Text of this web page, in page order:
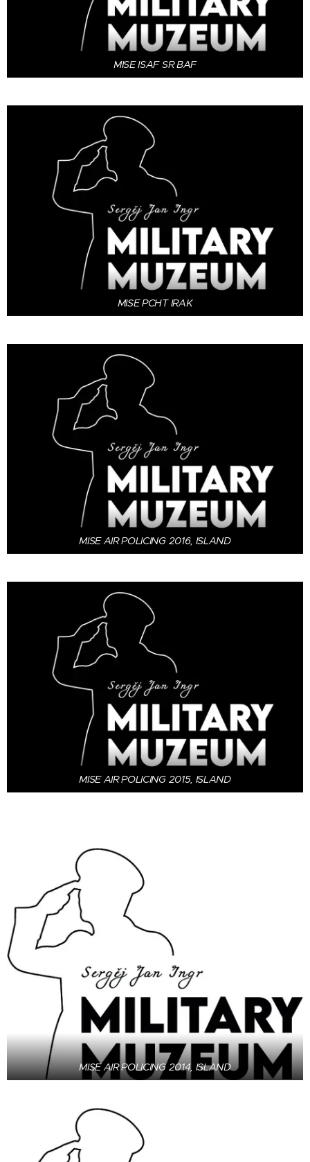
MISE ISAF SR BAF
MISE PCHT IRAK
MISE AIR POLICING 2016, ISLAND
MISE AIR POLICING 2015, ISLAND
MISE AIR POLICING 2014, ISLAND